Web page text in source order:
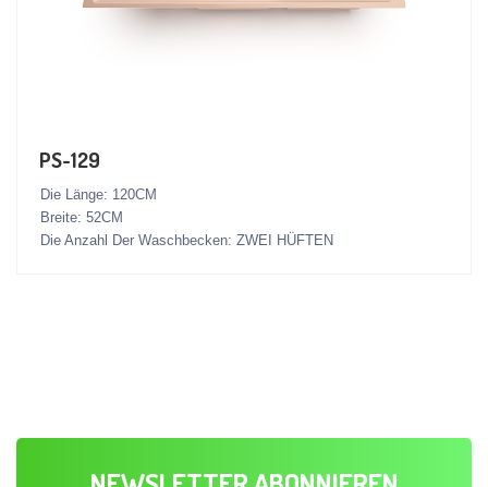
PS-129
Die Länge: 120CM
Breite: 52CM
Die Anzahl Der Waschbecken: ZWEI HÜFTEN